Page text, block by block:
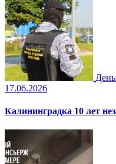
17.06.2026
Калининградка 10 лет